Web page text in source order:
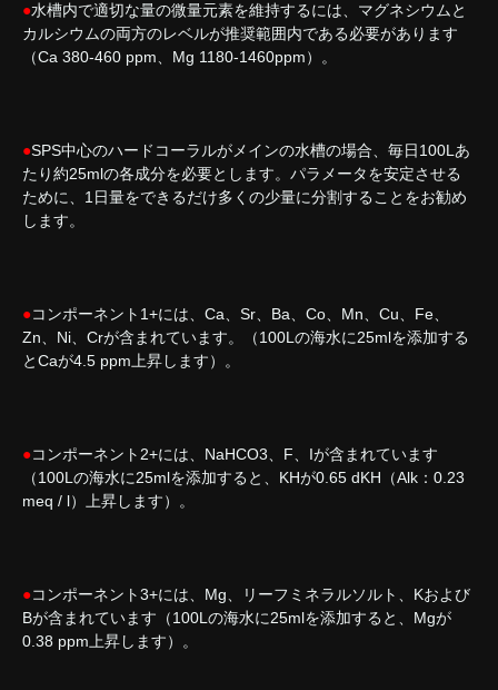
●水槽内で適切な量の微量元素を維持するには、マグネシウムと
カルシウムの両方のレベルが推奨範囲内である必要があります
（Ca 380-460 ppm、Mg 1180-1460ppm）。
●SPS中心のハードコーラルがメインの水槽の場合、毎日100Lあ
たり約25mlの各成分を必要とします。パラメータを安定させる
ために、1日量をできるだけ多くの少量に分割することをお勧め
します。
●コンポーネント1+には、Ca、Sr、Ba、Co、Mn、Cu、Fe、
Zn、Ni、Crが含まれています。（100Lの海水に25mlを添加する
とCaが4.5 ppm上昇します）。
●コンポーネント2+には、NaHCO3、F、Iが含まれています
（100Lの海水に25mlを添加すると、KHが0.65 dKH（Alk：0.23
meq / l）上昇します）。
●コンポーネント3+には、Mg、リーフミネラルソルト、Kおよび
Bが含まれています（100Lの海水に25mlを添加すると、Mgが
0.38 ppm上昇します）。